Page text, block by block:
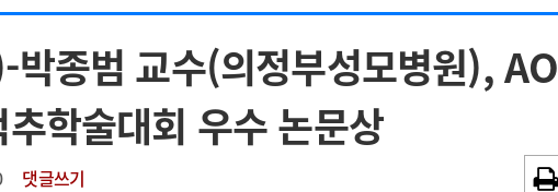
법적고지 광고안내
차) 모집
~2026-08-15
~2026-08-31
상의사 채용
채용시까지
박종범 교수(의정부성모병원), AO
학술대회 우수 논문상
댓글쓰기